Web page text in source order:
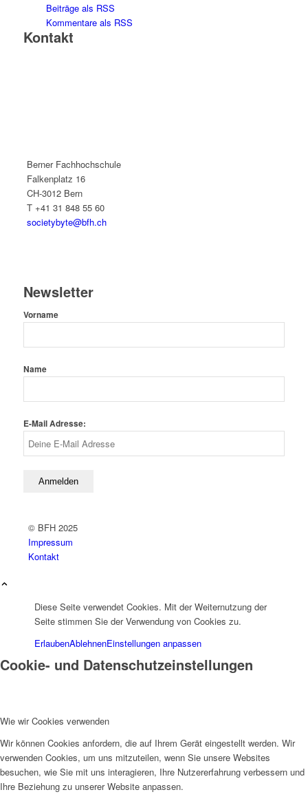
Beiträge als RSS
Kommentare als RSS
Kontakt
Berner Fachhochschule
Falkenplatz 16
CH-3012 Bern
T +41 31 848 55 60
societybyte@bfh.ch
Newsletter
Vorname
Name
E-Mail Adresse:
© BFH 2025
Impressum
Kontakt
Diese Seite verwendet Cookies. Mit der Weiternutzung der
Seite stimmen Sie der Verwendung von Cookies zu.
ErlaubenAblehnenEinstellungen anpassen
Cookie- und Datenschutzeinstellungen
Wie wir Cookies verwenden
Wir können Cookies anfordern, die auf Ihrem Gerät eingestellt werden. Wir
verwenden Cookies, um uns mitzuteilen, wenn Sie unsere Websites
besuchen, wie Sie mit uns interagieren, Ihre Nutzererfahrung verbessern und
Ihre Beziehung zu unserer Website anpassen.